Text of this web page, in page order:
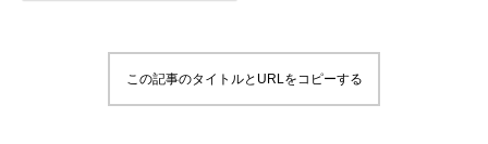
この記事のタイトルとURLをコピーする